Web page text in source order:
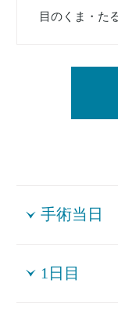
手術当日
1日目